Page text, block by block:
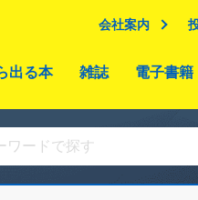
会社案内
出る本 雑誌 電子書籍